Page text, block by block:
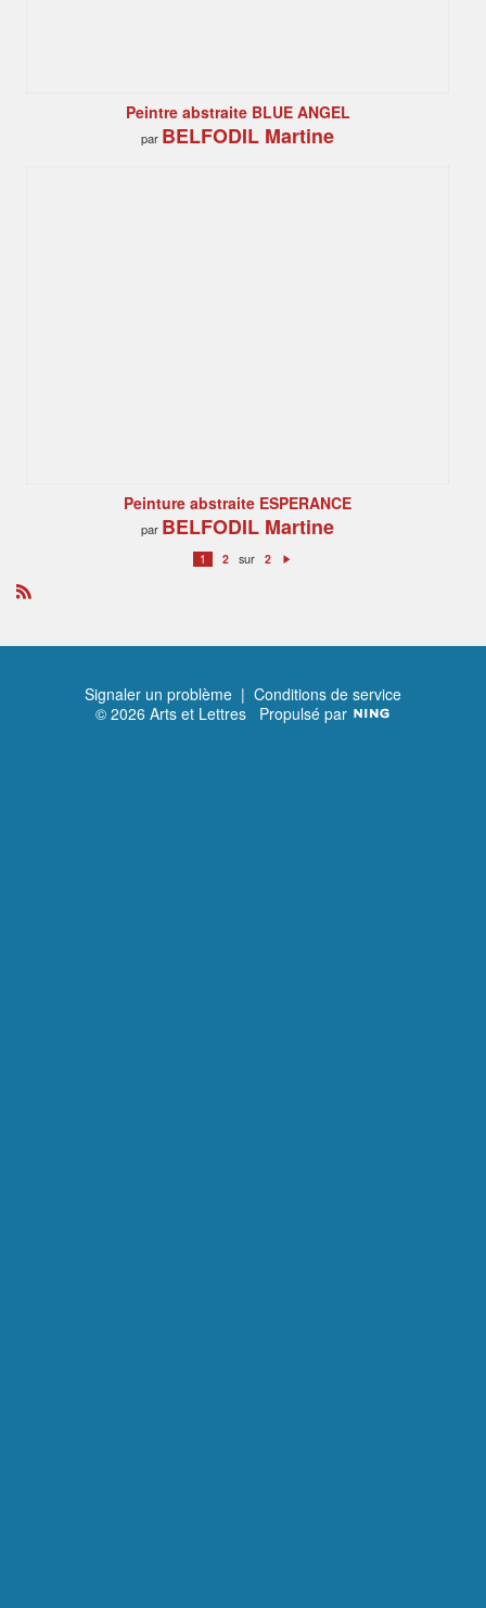
Peintre abstraite BLUE ANGEL
par BELFODIL Martine
Peinture abstraite ESPERANCE
par BELFODIL Martine
1 2 sur 2
Signaler un problème | Conditions de service
© 2026 Arts et Lettres Propulsé par